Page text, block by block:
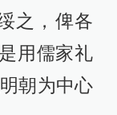
之，俾各
用儒家礼
朝为中心